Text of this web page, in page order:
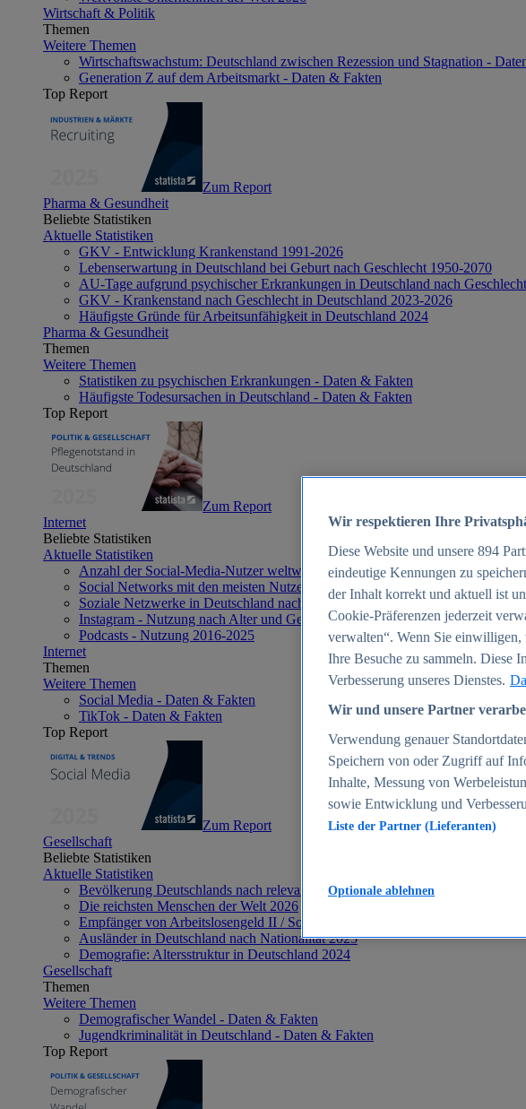
Wirtschaft & Politik
Themen
Weitere Themen
Wirtschaftswachstum: Deutschland zwischen Rezession und Stagnation -
Generation Z auf dem Arbeitsmarkt - Daten & Fakten
Top Report
Zum Report
Pharma & Gesundheit
Beliebte Statistiken
Aktuelle Statistiken
GKV - Entwicklung Krankenstand 1991-2026
Lebenserwartung in Deutschland bei Geburt nach Geschlecht 1950-2070
AU-Tage aufgrund psychischer Erkrankungen in Deutschland nach
GKV - Krankenstand nach Geschlecht in Deutschland 2023-2026
Häufigste Gründe für Arbeitsunfähigkeit in Deutschland 2024
Pharma & Gesundheit
Themen
Weitere Themen
Statistiken zu psychischen Erkrankungen - Daten & Fakten
Häufigste Todesursachen in Deutschland - Daten & Fakten
Top Report
Zum Report
Internet
Beliebte Statistiken
Aktuelle Statistiken
Anzahl der Social-Media-Nutzer weltweit 2012-2025
Social Networks mit den meisten Nutzern weltweit 2025
Soziale Netzwerke in Deutschland nach Generationen 2025
Instagram - Nutzung nach Alter und Geschlecht in Deutschland 2025
Podcasts - Nutzung 2016-2025
Internet
Themen
Weitere Themen
Social Media - Daten & Fakten
TikTok - Daten & Fakten
Top Report
Zum Report
Gesellschaft
Beliebte Statistiken
Aktuelle Statistiken
Bevölkerung Deutschlands nach relevanten Altersgruppen 2024
Die reichsten Menschen der Welt 2026
Empfänger von Arbeitslosengeld II / Sozialgeld / Bürgergeld in Deutschland
Ausländer in Deutschland nach Nationalität 2025
Demografie: Altersstruktur in Deutschland 2024
Gesellschaft
Themen
Weitere Themen
Demografischer Wandel - Daten & Fakten
Jugendkriminalität in Deutschland - Daten & Fakten
Top Report
Wir respektieren Ihre
Diese Website und unsere 894
eindeutige Kennungen zu
der Inhalt korrekt und aktuell ist
Cookie-Präferenzen jederzeit
verwalten“. Wenn Sie
Ihre Besuche zu sammeln. Diese
Verbesserung unseres Dienstes.
Wir und unsere Partner
Verwendung genauer
Speichern von oder Zugriff auf
Inhalte, Messung von
sowie Entwicklung und
Liste der Partner (Lieferanten)
Optionale ablehnen